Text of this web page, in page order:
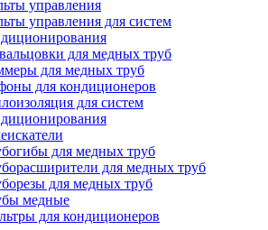
управления
управления для систем
для медных труб
для медных труб
для кондиционеров
для систем
для медных труб
для медных труб
для медных труб
медные
для кондиционеров